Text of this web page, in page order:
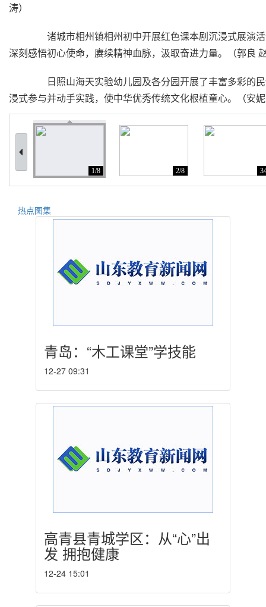
涛）
诸城市相州镇相州初中开展红色课本剧沉浸式展演活
深刻感悟初心使命，赓续精神血脉，汲取奋进力量。（郭良
日照山海天实验幼儿园及各分园开展了丰富多彩的民
浸式参与并动手实践，使中华优秀传统文化根植童心。（安
1/8 2/8
热点图集
青岛：“木工课堂”学技能
12-27 09:31
高青县青城学区：从“心”出
发 拥抱健康
12-24 15:01